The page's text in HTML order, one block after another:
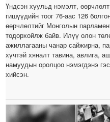
Үндсэн хуульд нэмэлт,
гишүүдийн тоог 76-аас 126
өөрчлөлтийг Монголын
тодорхойлж байв. Илүү олон
ажиллагааны чанар сайжирна,
хүчтэй хяналт тавина, авлига,
намуудын оролцоо нэмэгдэнэ
хийсэн.